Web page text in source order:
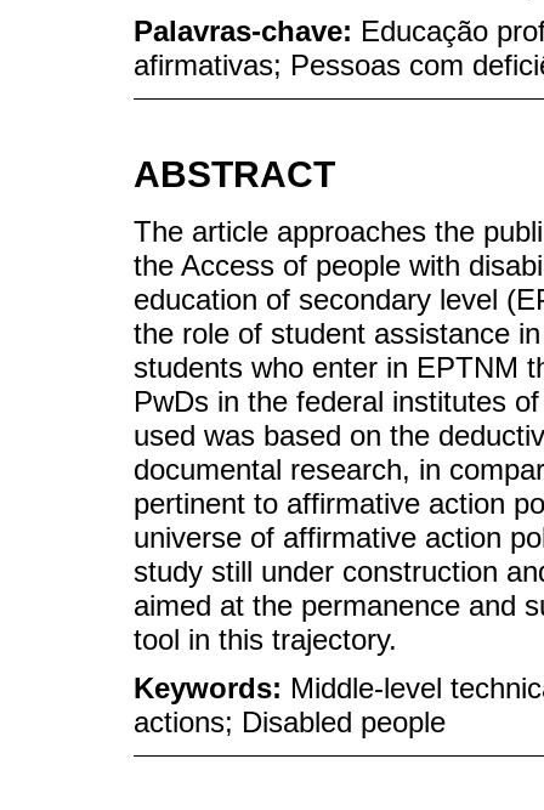
Palavras-chave: Educação
afirmativas; Pessoas com
ABSTRACT
The article approaches the
the Access of people with
education of secondary level
the role of student assistance
students who enter in EPTNM
PwDs in the federal institutes
used was based on the
documental research, in
pertinent to affirmative action
universe of affirmative action
study still under construction
aimed at the permanence and
tool in this trajectory.
Keywords: Middle-level
actions; Disabled people